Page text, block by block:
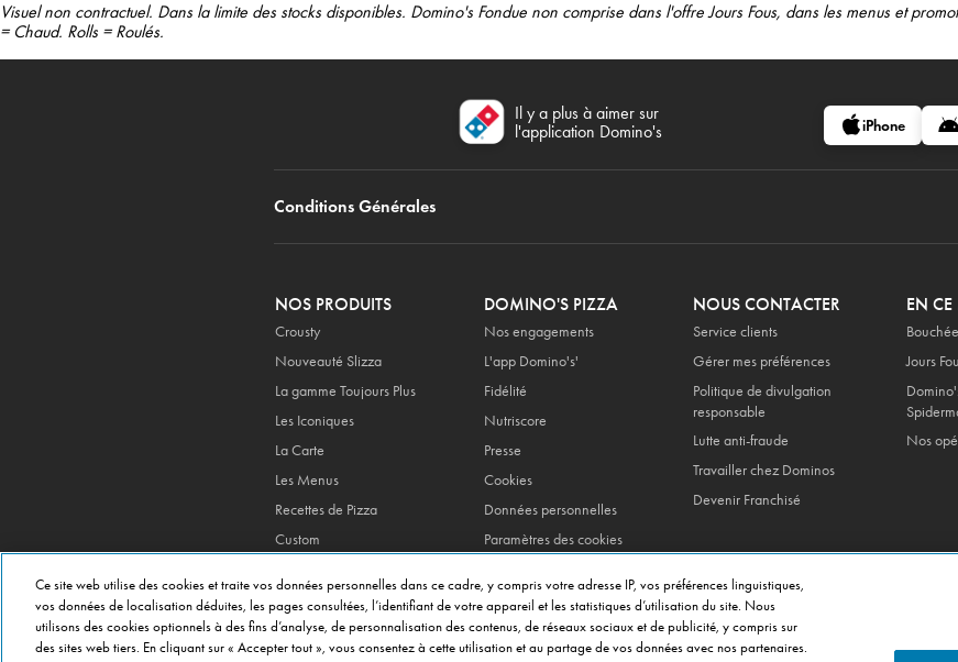
Visuel non contractuel. Dans la limite des stocks disponibles. Domino's Fondue non comprise dans l'offre Jours Fous, dans les menus et
= Chaud. Rolls = Roulés.
Il y a plus à aimer sur
l'application Domino's
iPhone
Conditions Générales
NOS PRODUITS
Crousty
Nouveauté Slizza
La gamme Toujours Plus
Les Iconiques
La Carte
Les Menus
Recettes de Pizza
Custom
My Domino's Box
DOMINO'S PIZZA
Nos engagements
L'app Domino's'
Fidélité
Nutriscore
Presse
Cookies
Données personnelles
Paramètres des cookies
Conditions generales de
vente
NOUS CONTACTER
Service clients
Gérer mes préférences
Politique de divulgation
responsable
Lutte anti-fraude
Travailler chez Dominos
Devenir Franchisé
EN
Jours
Nos
Ce site web utilise des cookies et traite vos données personnelles dans ce cadre, y compris votre adresse IP, vos préférences linguistiques,
vos données de localisation déduites, les pages consultées, l’identifiant de votre appareil et les statistiques d’utilisation du site. Nous
utilisons des cookies optionnels à des fins d’analyse, de personnalisation des contenus, de réseaux sociaux et de publicité, y compris sur
des sites web tiers. En cliquant sur « Accepter tout », vous consentez à cette utilisation et au partage de vos données avec nos partenaires.